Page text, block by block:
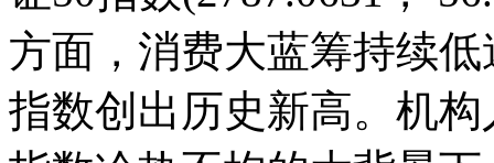
方面，消费大蓝筹持续
指数创出历史新高。机